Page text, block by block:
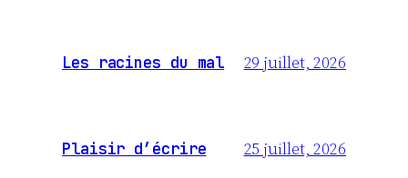
Les racines du mal 29 juillet, 2026
Plaisir d’écrire 25 juillet, 2026